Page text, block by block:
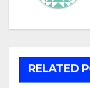
RELATED